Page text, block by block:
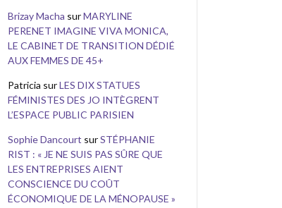
Brizay Macha surMARYLINE
PERENET IMAGINE VIVA MONICA,
LE CABINET DE TRANSITION DÉDIÉ
AUX FEMMES DE 45+
Patricia surLES DIX STATUES
FÉMINISTES DES JO INTÈGRENT
L’ESPACE PUBLIC PARISIEN
Sophie Dancourt surSTÉPHANIE
RIST : « JE NE SUIS PAS SÛRE QUE
LES ENTREPRISES AIENT
CONSCIENCE DU COÛT
ÉCONOMIQUE DE LA MÉNOPAUSE »